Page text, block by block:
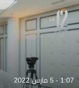
1:07 - 5 مارس 2022